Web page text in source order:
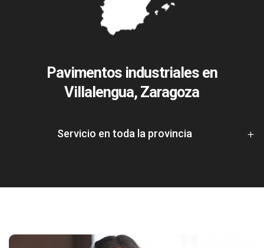
Pavimentos industriales en
Villalengua, Zaragoza
Servicio en toda la provincia